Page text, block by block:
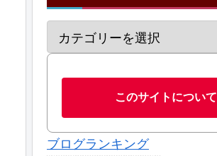
このサイトについて
ブログランキング